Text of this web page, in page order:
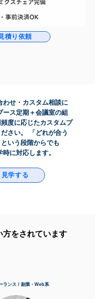
積り依頼
わせ・カスタム相談に
ース定期＋会議室の組
度に応じたカスタムプ
さい。 「どれが合う
いう段階からでも
に対応します。
見学する
方をされています
ランス / 副業・Web系